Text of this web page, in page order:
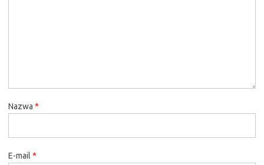
Nazwa *
E-mail *